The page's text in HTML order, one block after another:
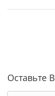
Оставьте